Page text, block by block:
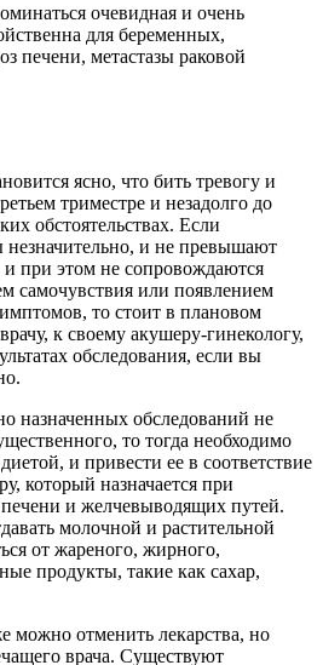
очевидная и очень
для беременных,
печени, метастазы раковой
ясно, что бить тревогу и
триместре и незадолго до
обстоятельствах. Если
и не превышают
при этом не сопровождаются
самочувствия или появлением
то стоит в плановом
к своему акушеру-гинекологу,
обследования, если вы
назначенных обследований не
то тогда необходимо
и привести ее в соответствие
который назначается при
и желчевыводящих путей.
молочной и растительной
от жареного, жирного,
продукты, такие как сахар,
можно отменить лекарства, но
врача. Существуют